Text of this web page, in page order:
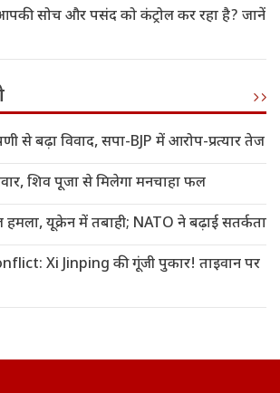
सोच और पसंद को कंट्रोल कर रहा है? जानें
से बढ़ा विवाद, सपा-BJP में आरोप-प्रत्यार तेज
शिव पूजा से मिलेगा मनचाहा फल
यूक्रेन में तबाही; NATO ने बढ़ाई सतर्कता
Xi Jinping की गूंजी पुकार! ताइवान पर